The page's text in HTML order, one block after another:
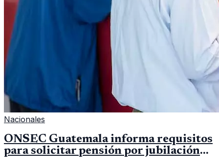
Nacionales
ONSEC Guatemala informa requisitos
para solicitar pensión por jubilación